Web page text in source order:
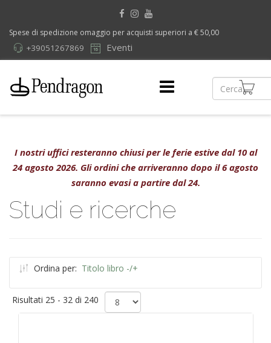
Spese di spedizione omaggio per acquisti superiori a € 50,00
Eventi
+39051267869
I nostri uffici resteranno chiusi per le ferie estive dal 10 al
24 agosto 2026. Gli ordini che arriveranno dopo il 6 agosto
saranno evasi a partire dal 24.
Studi e ricerche
Ordina per: Titolo libro -/+
Risultati 25 - 32 di 240